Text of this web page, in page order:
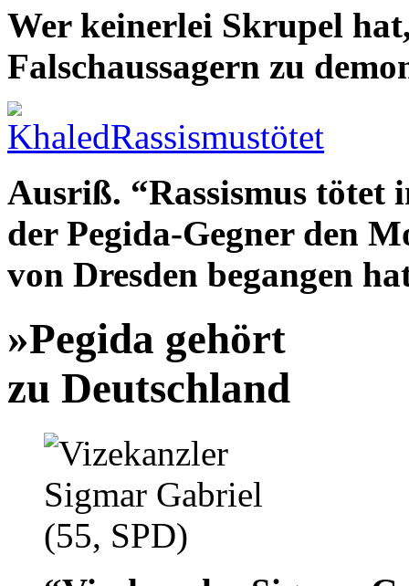
Wer keinerlei Skrupel
Falschaussagern zu
Ausriß. “Rassismus tötet
der Pegida-Gegner den
von Dresden begangen
»Pegida gehört
zu Deutschland